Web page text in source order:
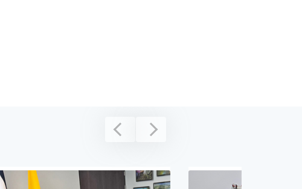
AnteriorSiguiente